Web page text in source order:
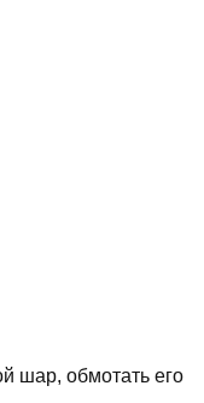
шар, обмотать его